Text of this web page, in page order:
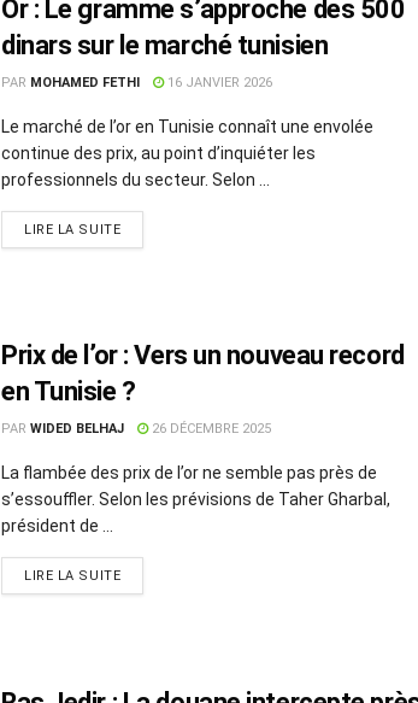
Or : Le gramme s’approche des 500
dinars sur le marché tunisien
PAR MOHAMED FETHI 16 JANVIER 2026
Le marché de l’or en Tunisie connaît une envolée
continue des prix, au point d’inquiéter les
professionnels du secteur. Selon ...
LIRE LA SUITE
Prix de l’or : Vers un nouveau record
en Tunisie ?
PAR WIDED BELHAJ 26 DÉCEMBRE 2025
La flambée des prix de l’or ne semble pas près de
s’essouffler. Selon les prévisions de Taher Gharbal,
président de ...
LIRE LA SUITE